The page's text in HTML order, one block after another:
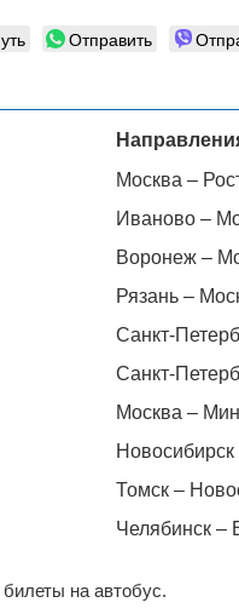
Отправить
Москва –
Иваново –
Воронеж –
Рязань –
Санкт-
Санкт-
Москва –
Томск –
Челябинск –
билеты на автобус.